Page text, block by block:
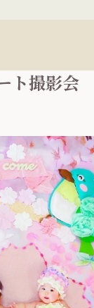
ト撮影会